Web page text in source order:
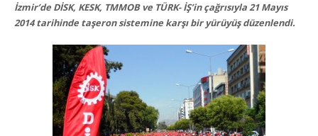
İzmir’de DİSK, KESK, TMMOB ve TÜRK- İŞ’in çağrısıyla 21 Mayıs
2014 tarihinde taşeron sistemine karşı bir yürüyüş düzenlendi.